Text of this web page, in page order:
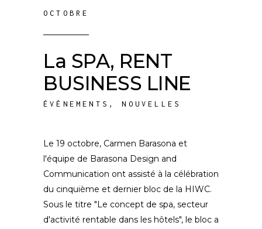
OCTOBRE
La SPA, RENT
BUSINESS LINE
ÉVÉNEMENTS ,NOUVELLES
Le 19 octobre, Carmen Barasona et
l'équipe de Barasona Design and
Communication ont assisté à la célébration
du cinquième et dernier bloc de la HIWC.
Sous le titre "Le concept de spa, secteur
d'activité rentable dans les hôtels", le bloc a